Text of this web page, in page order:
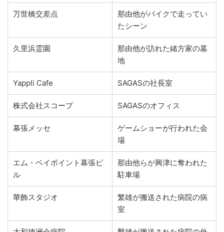
万世橋交差点
那由他がバイクで走ってい
たシーン
久里浜霊園
那由他が訪れた緒方家の墓
地
Yappli Cafe SAGASの社長室
株式会社スコープ SAGASのオフィス
幕張メッセ
ゲームショーが行われた会
場
エム・ベイポイント幕張ビ
ル
那由他らが興津に奪われた
駐車場
華飾スタジオ
繁雄が搬送された病院の病
室